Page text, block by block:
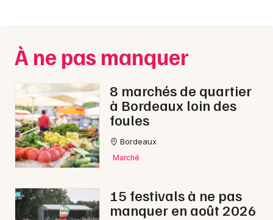
Spectacles
Concerts
Sports
Soirées
Sorties famille
Expos
Nantes
Nice
Paris
Strasbourg
Toulouse
À ne pas manquer
8 marchés de quartier
à Bordeaux loin des
foules
Bordeaux
Marché
15 festivals à ne pas
manquer en août 2026